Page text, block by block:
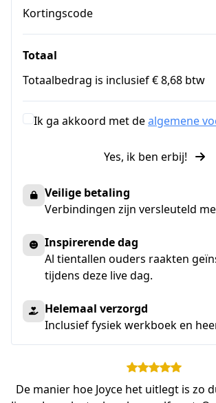
Kortingscode
Totaal
Totaalbedrag is inclusief € 8,68 btw
Ik ga akkoord met dealgemene
Yes, ik ben erbij!
Veilige betaling
Verbindingen zijn versleuteld
Inspirerende dag
Al tientallen ouders raakten
tijdens deze live dag.
Helemaal verzorgd
Inclusief fysiek werkboek en
De manier hoe Joyce het uitlegt is zo